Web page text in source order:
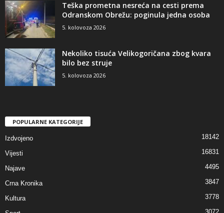
Teška prometna nesreća na cesti prema
Odranskom Obrežu: poginula jedna osoba
5. kolovoza 2026
Nekoliko tisuća Velikogoričana zbog kvara
bilo bez struje
5. kolovoza 2026
POPULARNE KATEGORIJE
Izdvojeno 18142
Vijesti 16831
Najave 4495
Crna Kronika 3847
Kultura 3778